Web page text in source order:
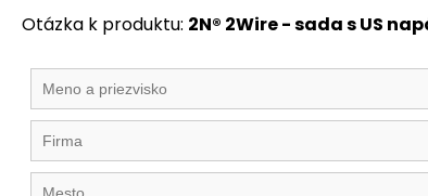
Otázka k produktu: 2N® 2Wire - sada s US